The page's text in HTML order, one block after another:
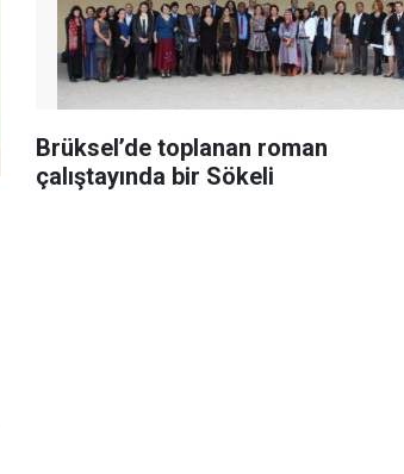
Brüksel’de toplanan roman
çalıştayında bir Sökeli